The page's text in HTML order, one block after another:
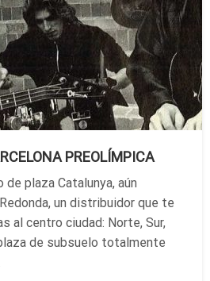
PREOLÍMPICA
plaza Catalunya, aún
un distribuidor que te
al centro ciudad: Norte, Sur,
de subsuelo totalmente